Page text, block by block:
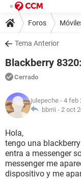
Foros
Tema Anterior
Blackberry
Cerrado
julepeche - 4 feb
bbrrii - 2 oct
Hola,
tengo una
entra a messenger
messenger me
dispositivo y me